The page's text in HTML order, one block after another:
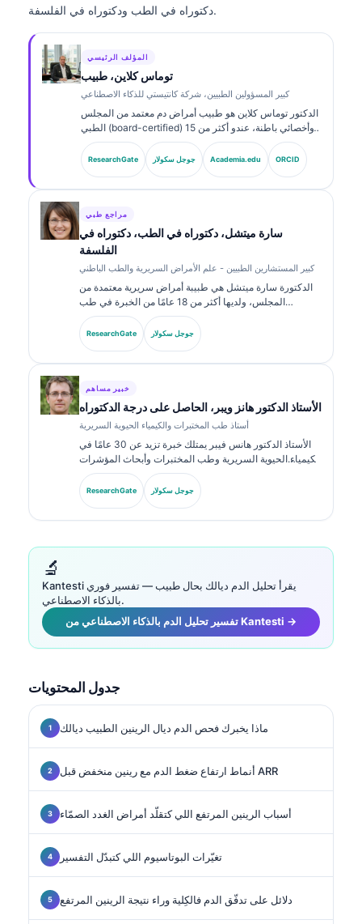
دكتوراه في الطب ودكتوراه في الفلسفة.
المؤلف الرئيسي
توماس كلاين، طبيب
كبير المسؤولين الطبيين، شركة كانتيستي للذكاء الاصطناعي
الدكتور توماس كلاين هو طبيب أمراض دم معتمد من المجلس
الطبي (board-certified) وأخصائي باطنة، عندو أكثر من 15
سنة من الخبرة فـي طب المختبرات والتحليل السريري
بمساعدة الذكاء الاصطناعي. بوصفه المدير الطبي (Chief
Medical Officer) فـ Kantesti AI، كيدير الإشراف السريري
ResearchGate جوجل سكولار Academia.edu ORCID
مراجع طبي
سارة ميتشل، دكتوراه في الطب، دكتوراه في
الفلسفة
كبير المستشارين الطبيين - علم الأمراض السريرية والطب الباطني
الدكتورة سارة ميتشل هي طبيبة أمراض سريرية معتمدة من
المجلس، ولديها أكثر من 18 عامًا من الخبرة في طب
المختبرات والتحليل التشخيصي. تحمل شهادات تخصصية في
الكيمياء السريرية، ونشرت على نطاق واسع حول لوحات
ResearchGate جوجل سكولار
خبير مساهم
الأستاذ الدكتور هانز ويبر، الحاصل على درجة الدكتوراه
أستاذ طب المختبرات والكيمياء الحيوية السريرية
الأستاذ الدكتور هانس فيبر يمتلك خبرة تزيد عن 30 عامًا في
الكيمياء الحيوية السريرية وطب المختبرات وأبحاث المؤشرات
الحيوية. كان رئيسًا سابقًا للجمعية الألمانية للكيمياء السريرية،
ويتخصص في تحليل لوحات التشخيص، وتوحيد المؤشرات
ResearchGate جوجل سكولار
🔬
Kantesti يقرأ تحليل الدم ديالك بحال طبيب — تفسير فوري
بالذكاء الاصطناعي.
تفسير تحليل الدم بالذكاء الاصطناعي من Kantesti →
جدول المحتويات
ماذا يخبرك فحص الدم ديال الرينين الطبيب ديالك
أنماط ارتفاع ضغط الدم مع رينين منخفض قبل ARR
أسباب الرينين المرتفع اللي كتقلّد أمراض الغدد الصمّاء
تغيّرات البوتاسيوم اللي كتبدّل التفسير
دلائل على تدفّق الدم فالكِلية وراء نتيجة الرينين المرتفع